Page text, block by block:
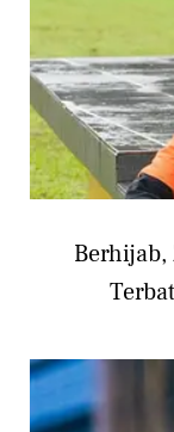
Berhijab,